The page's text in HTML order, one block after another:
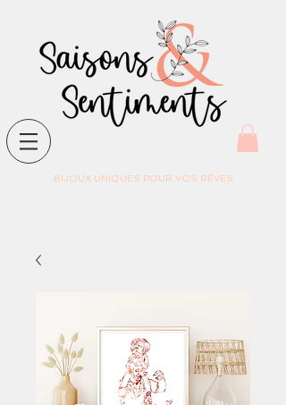
BIJOUX UNIQUES POUR VOS RÊVES